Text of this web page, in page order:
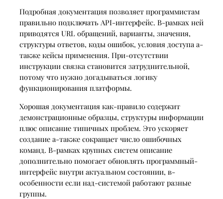
Подробная документация позволяет программистам
правильно подключать API-интерфейс. В-рамках ней
приводятся URL обращений, варианты, значения,
структуры ответов, коды ошибок, условия доступа а-
также кейсы применения. При-отсутствии
инструкции связка становится затруднительной,
потому что нужно догадываться логику
функционирования платформы.
Хорошая документация как-правило содержит
демонстрационные образцы, структуры информации
плюс описание типичных проблем. Это ускоряет
создание а-также сокращает число ошибочных
команд. В-рамках крупных систем описание
дополнительно помогает обновлять программный-
интерфейс внутри актуальном состоянии, в-
особенности если над-системой работают разные
группы.